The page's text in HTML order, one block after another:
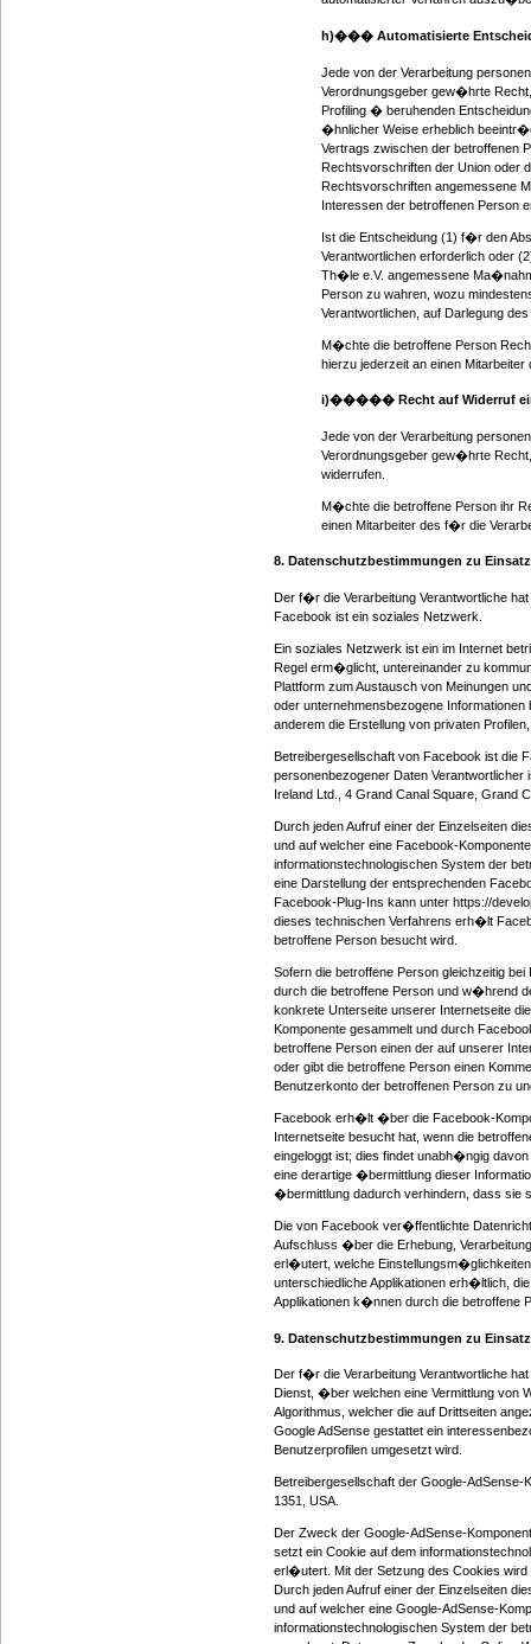
h)��� Automatisierte
Jede von der Verarbeitung
Verordnungsgeber gew�hrte
Profiling � beruhenden
�hnlicher Weise erheblich
Vertrags zwischen der betroffenen
Rechtsvorschriften der Union oder
Rechtsvorschriften angemessene
Interessen der betroffenen Person
Ist die Entscheidung (1) f�r den
Verantwortlichen erforderlich oder
Th�le e.V. angemessene
Person zu wahren, wozu
Verantwortlichen, auf Darlegung
M�chte die betroffene Person
hierzu jederzeit an einen
i)����� Recht auf Widerruf
Jede von der Verarbeitung
Verordnungsgeber gew�hrte
widerrufen.
M�chte die betroffene Person ihr
einen Mitarbeiter des f�r die
8. Datenschutzbestimmungen zu
Der f�r die Verarbeitung Verantwortliche
Facebook ist ein soziales Netzwerk.
Ein soziales Netzwerk ist ein im Internet
Regel erm�glicht, untereinander zu
Plattform zum Austausch von Meinungen
oder unternehmensbezogene
anderem die Erstellung von privaten
Betreibergesellschaft von Facebook ist die
personenbezogener Daten
Ireland Ltd., 4 Grand Canal Square, Grand
Durch jeden Aufruf einer der Einzelseiten
und auf welcher eine Facebook-
informationstechnologischen System der
eine Darstellung der entsprechenden
Facebook-Plug-Ins kann unter https://
dieses technischen Verfahrens erh�lt
betroffene Person besucht wird.
Sofern die betroffene Person gleichzeitig
durch die betroffene Person und w�hrend
konkrete Unterseite unserer Internetseite
Komponente gesammelt und durch
betroffene Person einen der auf unserer
oder gibt die betroffene Person einen
Benutzerkonto der betroffenen Person zu
Facebook erh�lt �ber die Facebook-
Internetseite besucht hat, wenn die
eingeloggt ist; dies findet unabh�ngig
eine derartige �bermittlung dieser
�bermittlung dadurch verhindern, dass sie
Die von Facebook ver�ffentlichte
Aufschluss �ber die Erhebung,
erl�utert, welche
unterschiedliche Applikationen erh�ltlich,
Applikationen k�nnen durch die betroffene
9. Datenschutzbestimmungen zu
Der f�r die Verarbeitung Verantwortliche
Dienst, �ber welchen eine Vermittlung von
Algorithmus, welcher die auf Drittseiten
Google AdSense gestattet ein
Benutzerprofilen umgesetzt wird.
Betreibergesellschaft der Google-AdSense-
1351, USA.
Der Zweck der Google-AdSense-
setzt ein Cookie auf dem
erl�utert. Mit der Setzung des Cookies
Durch jeden Aufruf einer der Einzelseiten
und auf welcher eine Google-AdSense-
informationstechnologischen System der